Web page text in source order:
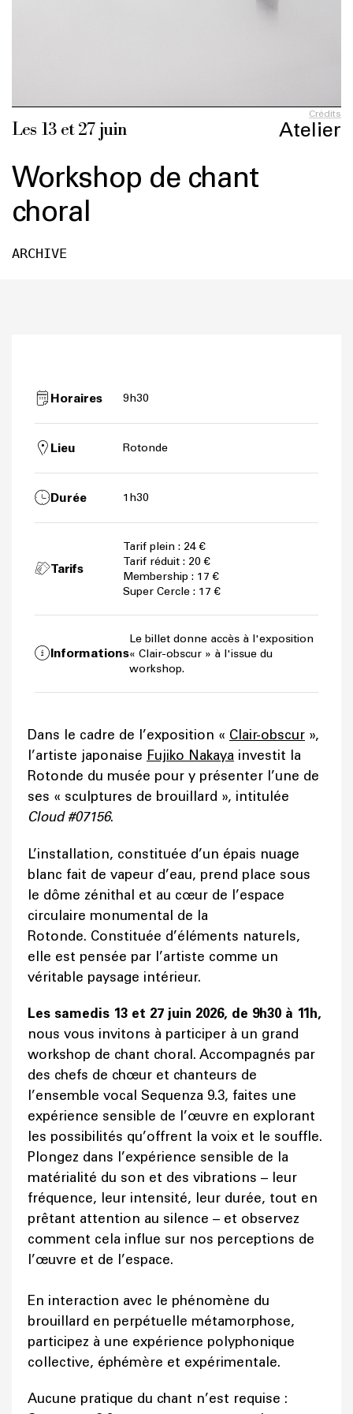
Crédits
Les 13 et 27 juin Atelier
Workshop de chant
choral
ARCHIVE
Horaires 9h30
Lieu Rotonde
Durée 1h30
Tarifs
Tarif plein : 24 €
Tarif réduit : 20 €
Membership : 17 €
Super Cercle : 17 €
Informations
Le billet donne accès à l'exposition
« Clair-obscur » à l'issue du
workshop.
Dans le cadre de l’exposition « Clair-obscur »,
l’artiste japonaise Fujiko Nakaya investit la
Rotonde du musée pour y présenter l’une de
ses « sculptures de brouillard », intitulée
Cloud #07156.
L’installation, constituée d’un épais nuage
blanc fait de vapeur d’eau, prend place sous
le dôme zénithal et au cœur de l’espace
circulaire monumental de la
Rotonde. Constituée d’éléments naturels,
elle est pensée par l’artiste comme un
véritable paysage intérieur.
Les samedis 13 et 27 juin 2026, de 9h30 à 11h,
nous vous invitons à participer à un grand
workshop de chant choral. Accompagnés par
des chefs de chœur et chanteurs de
l’ensemble vocal Sequenza 9.3, faites une
expérience sensible de l’œuvre en explorant
les possibilités qu’offrent la voix et le souffle.
Plongez dans l’expérience sensible de la
matérialité du son et des vibrations – leur
fréquence, leur intensité, leur durée, tout en
prêtant attention au silence – et observez
comment cela influe sur nos perceptions de
l’œuvre et de l’espace.
En interaction avec le phénomène du
brouillard en perpétuelle métamorphose,
participez à une expérience polyphonique
collective, éphémère et expérimentale.
Aucune pratique du chant n’est requise :